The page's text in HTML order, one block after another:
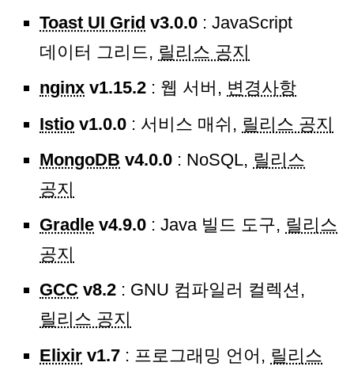
Toast UI Grid v3.0.0 : JavaScript
데이터 그리드, 릴리스 공지
nginx v1.15.2 : 웹 서버, 변경사항
Istio v1.0.0 : 서비스 매쉬, 릴리스 공지
MongoDB v4.0.0 : NoSQL, 릴리스
공지
Gradle v4.9.0 : Java 빌드 도구, 릴리스
공지
GCC v8.2 : GNU 컴파일러 컬렉션,
릴리스 공지
Elixir v1.7 : 프로그래밍 언어, 릴리스